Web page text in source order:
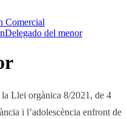
Comercial
Delegado del menor
Llei orgànica 8/2021, de 4
i l’adolescència enfront de